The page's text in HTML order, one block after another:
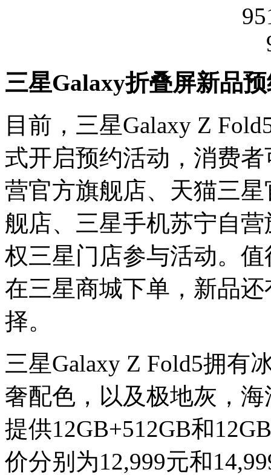
三星Galaxy折叠屏新品
目前，三星Galaxy Z
式开启预约活动，消费
营官方旗舰店、天猫三
舰店、三星手机苏宁自
权三星门店参与活动。
在三星商城下单，新品
择。
三星Galaxy Z Fold5拥有
奢配色，以及极地灰，
提供12GB+512GB和
价分别为12,999元和